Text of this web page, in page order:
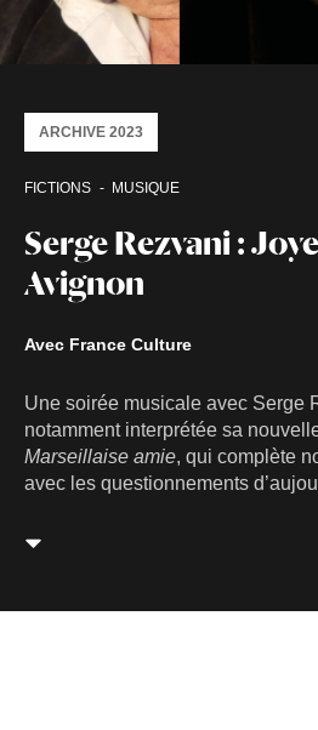
Serge Rezvani :
Avignon
FICTIONS MUSIQUE
ARCHIVE 2023
Avec France Culture
Une soirée musicale avec Serge
notamment interprétée sa
Marseillaise amie, qui complète
avec les questionnements